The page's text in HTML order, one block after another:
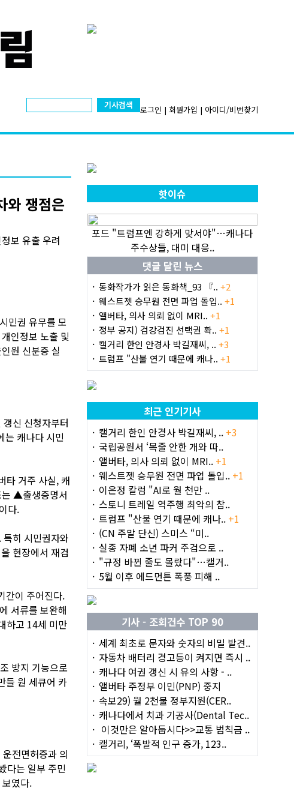
기사검색 로그인 | 회원가입 | 아이디/비번찾기
와 쟁점은
보 유출 우려
민권 유무를 모
인정보 노출 및
원 신분증 실
신 신청자부터
는 캐나다 시민
타 거주 사실, 캐
는 ▲출생증명서
다.
히 시민권자와
현장에서 재검
간이 주어진다.
서류를 보완해
하고 14세 미만
방지 기능으로
들 원 세큐어 카
전면허증과 의
다는 일부 주민
였다.
핫이슈
포드 "트럼프엔 강하게 맞서야"…캐나다
주수상들, 대미 대응..
댓글 달린 뉴스
동화작가가 읽은 동화책_93 『.. +2
웨스트젯 승무원 전면 파업 돌입.. +1
앨버타, 의사 의뢰 없이 MRI.. +1
정부 공지) 검강검진 선택권 확.. +1
캘거리 한인 안경사 박길재씨, .. +3
트럼프 "산불 연기 때문에 캐나.. +1
최근 인기기사
캘거리 한인 안경사 박길재씨, .. +3
국립공원서 ‘목줄 안한 개와 따..
앨버타, 의사 의뢰 없이 MRI.. +1
웨스트젯 승무원 전면 파업 돌입.. +1
이은정 칼럼 "AI로 월 천만 ..
스토니 트레일 역주행 최악의 참..
트럼프 "산불 연기 때문에 캐나.. +1
(CN 주말 단신) 스미스 “미..
실종 자폐 소년 파커 주검으로 ..
"규정 바뀐 줄도 몰랐다"…캘거..
5월 이후 에드먼튼 폭풍 피해 ..
기사 - 조회건수 TOP 90
세계 최초로 문자와 숫자의 비밀 발견..
자동차 배터리 경고등이 켜지면 즉시 ..
캐나다 여권 갱신 시 유의 사항 - ..
앨버타 주정부 이민(PNP) 중지
속보29) 월 2천불 정부지원(CER..
캐나다에서 치과 기공사(Dental Tec..
이것만은 알아둡시다>>교통 범칙금 ..
캘거리, ‘폭발적 인구 증가, 123..